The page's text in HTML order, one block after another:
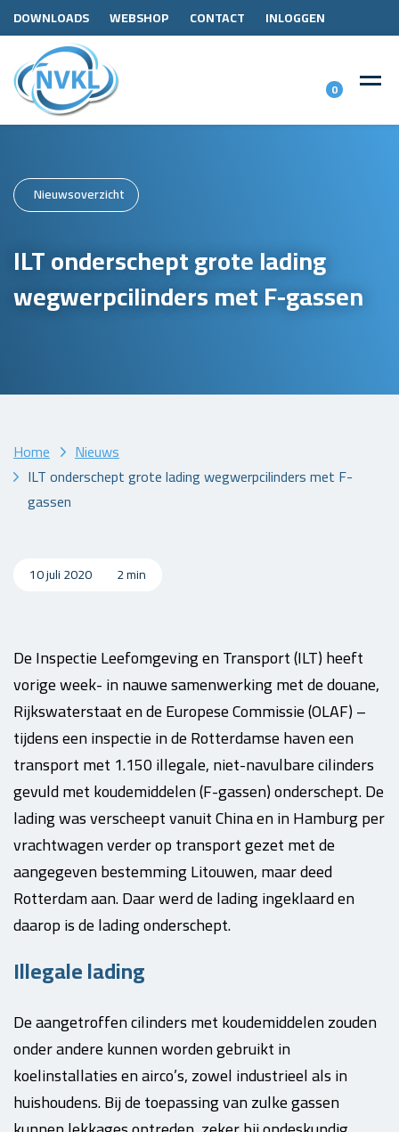
DOWNLOADS WEBSHOP CONTACT INLOGGEN
0
Nieuwsoverzicht
ILT onderschept grote lading
wegwerpcilinders met F-gassen
Home
Nieuws
ILT onderschept grote lading wegwerpcilinders met F-
gassen
10 juli 2020 2 min
De Inspectie Leefomgeving en Transport (ILT) heeft
vorige week- in nauwe samenwerking met de douane,
Rijkswaterstaat en de Europese Commissie (OLAF) –
tijdens een inspectie in de Rotterdamse haven een
transport met 1.150 illegale, niet-navulbare cilinders
gevuld met koudemiddelen (F-gassen) onderschept. De
lading was verscheept vanuit China en in Hamburg per
vrachtwagen verder op transport gezet met de
aangegeven bestemming Litouwen, maar deed
Rotterdam aan. Daar werd de lading ingeklaard en
daarop is de lading onderschept.
Illegale lading
De aangetroffen cilinders met koudemiddelen zouden
onder andere kunnen worden gebruikt in
koelinstallaties en airco’s, zowel industrieel als in
huishoudens. Bij de toepassing van zulke gassen